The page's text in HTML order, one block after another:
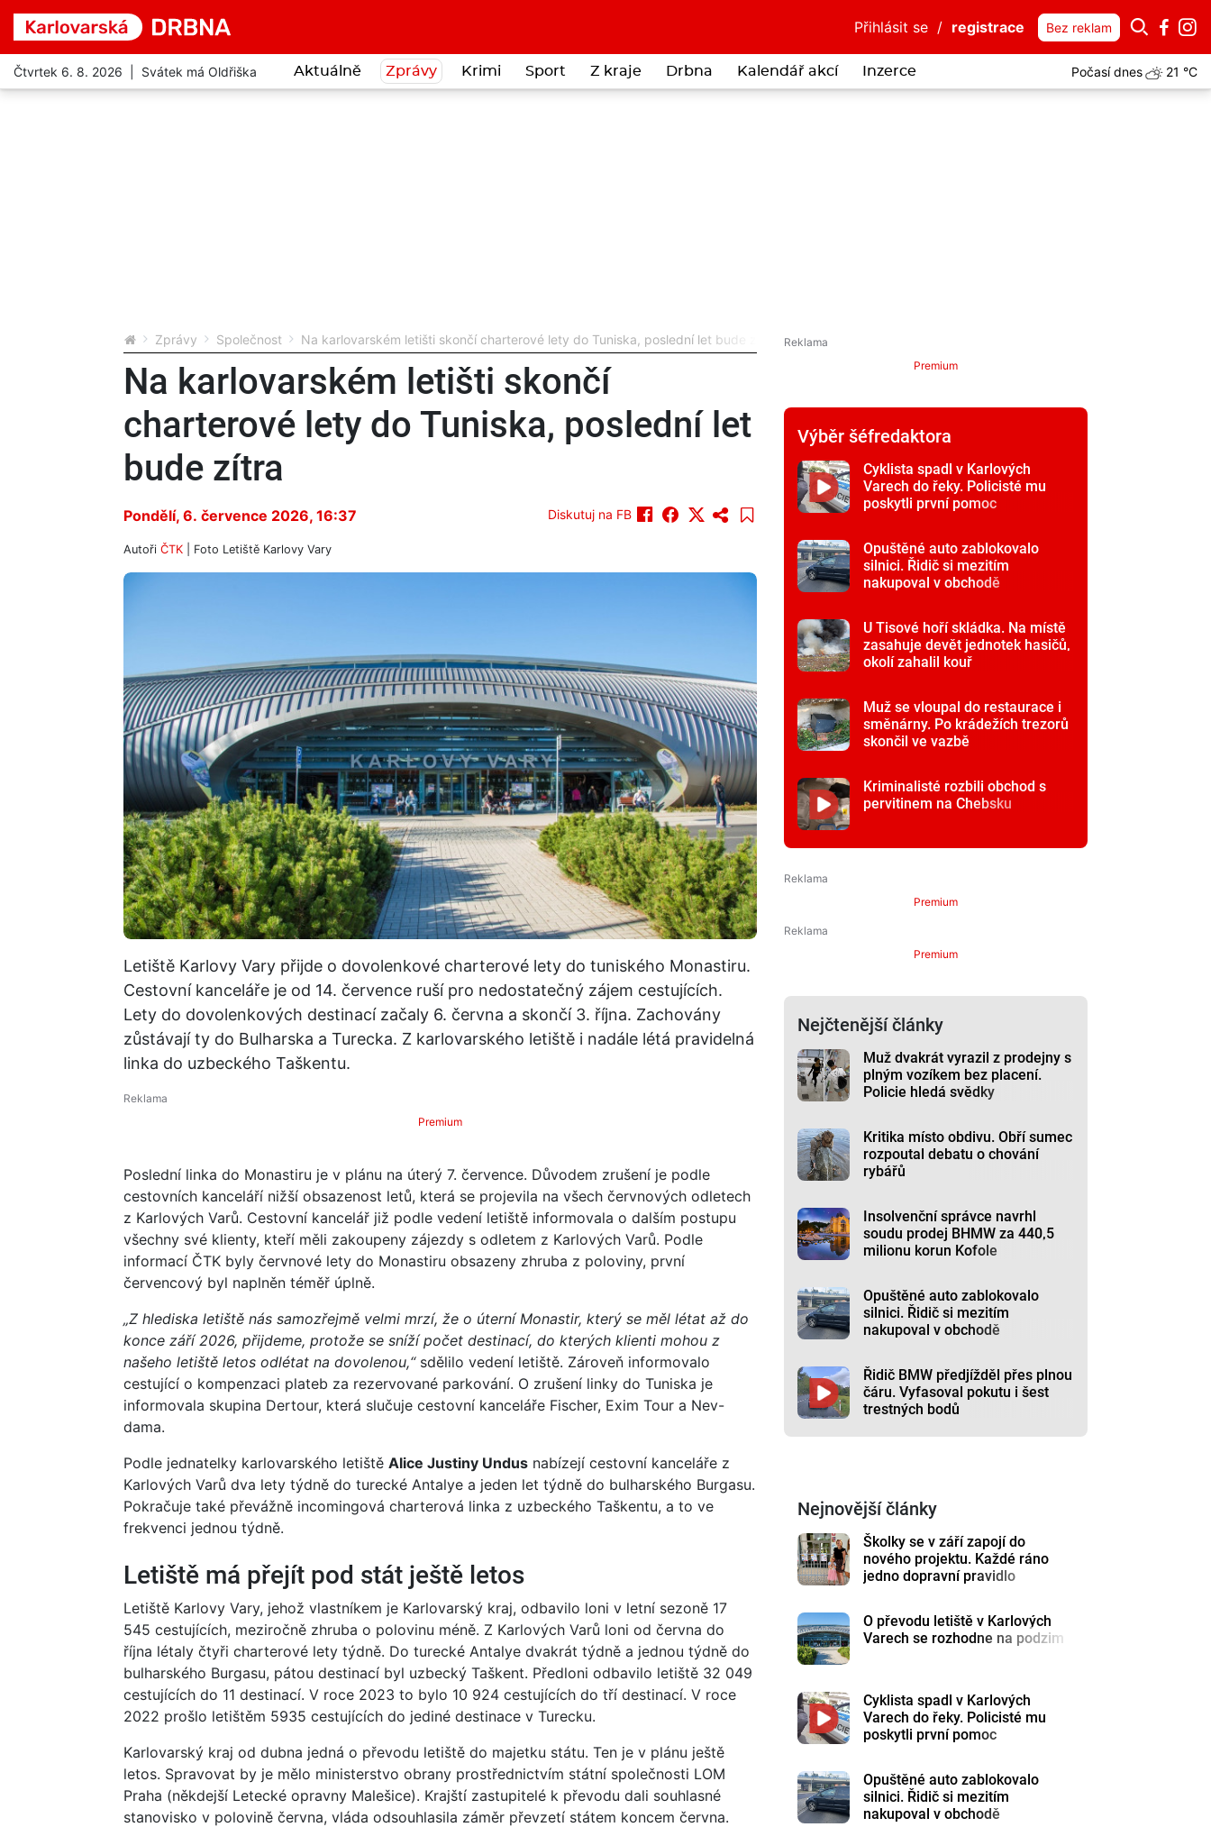
Přihlásit se / registrace Bez reklam
Čtvrtek 6. 8. 2026 | Svátek má Oldřiška Aktuálně Zprávy Krimi Sport Z kraje Drbna Kalendář akcí Inzerce Počasí dnes 21 °C
Zprávy Společnost Na karlovarském letišti skončí charterové lety do Tuniska, poslední let bude zítra
Na karlovarském letišti skončí
charterové lety do Tuniska, poslední let
bude zítra
Pondělí, 6. července 2026, 16:37 Diskutuj na FB
Autoři ČTK | Foto Letiště Karlovy Vary
Letiště Karlovy Vary přijde o dovolenkové charterové lety do tuniského Monastiru.
Cestovní kanceláře je od 14. července ruší pro nedostatečný zájem cestujících.
Lety do dovolenkových destinací začaly 6. června a skončí 3. října. Zachovány
zůstávají ty do Bulharska a Turecka. Z karlovarského letiště i nadále létá pravidelná
linka do uzbeckého Taškentu.
Premium
Poslední linka do Monastiru je v plánu na úterý 7. července. Důvodem zrušení je podle
cestovních kanceláří nižší obsazenost letů, která se projevila na všech červnových odletech
z Karlových Varů. Cestovní kancelář již podle vedení letiště informovala o dalším postupu
všechny své klienty, kteří měli zakoupeny zájezdy s odletem z Karlových Varů. Podle
informací ČTK byly červnové lety do Monastiru obsazeny zhruba z poloviny, první
červencový byl naplněn téměř úplně.
„Z hlediska letiště nás samozřejmě velmi mrzí, že o úterní Monastir, který se měl létat až do
konce září 2026, přijdeme, protože se sníží počet destinací, do kterých klienti mohou z
našeho letiště letos odlétat na dovolenou,“sdělilo vedení letiště. Zároveň informovalo
cestující o kompenzaci plateb za rezervované parkování. O zrušení linky do Tuniska je
informovala skupina Dertour, která slučuje cestovní kanceláře Fischer, Exim Tour a Nev-
dama.
Podle jednatelky karlovarského letiště Alice Justiny Undus nabízejí cestovní kanceláře z
Karlových Varů dva lety týdně do turecké Antalye a jeden let týdně do bulharského Burgasu.
Pokračuje také převážně incomingová charterová linka z uzbeckého Taškentu, a to ve
frekvenci jednou týdně.
Letiště má přejít pod stát ještě letos
Letiště Karlovy Vary, jehož vlastníkem je Karlovarský kraj, odbavilo loni v letní sezoně 17
545 cestujících, meziročně zhruba o polovinu méně. Z Karlových Varů loni od června do
října létaly čtyři charterové lety týdně. Do turecké Antalye dvakrát týdně a jednou týdně do
bulharského Burgasu, pátou destinací byl uzbecký Taškent. Předloni odbavilo letiště 32 049
cestujících do 11 destinací. V roce 2023 to bylo 10 924 cestujících do tří destinací. V roce
2022 prošlo letištěm 5935 cestujících do jediné destinace v Turecku.
Karlovarský kraj od dubna jedná o převodu letiště do majetku státu. Ten je v plánu ještě
letos. Spravovat by je mělo ministerstvo obrany prostřednictvím státní společnosti LOM
Praha (někdejší Letecké opravny Malešice). Krajští zastupitelé k převodu dali souhlasné
stanovisko v polovině června, vláda odsouhlasila záměr převzetí státem koncem června.
Premium
Výběr šéfredaktora
Cyklista spadl v Karlových
Varech do řeky. Policisté mu
poskytli první pomoc
Opuštěné auto zablokovalo
silnici. Řidič si mezitím
nakupoval v obchodě
U Tisové hoří skládka. Na místě
zasahuje devět jednotek hasičů,
okolí zahalil kouř
Muž se vloupal do restaurace i
směnárny. Po krádežích trezorů
skončil ve vazbě
Kriminalisté rozbili obchod s
pervitinem na Chebsku
Premium
Premium
Nejčtenější články
Muž dvakrát vyrazil z prodejny s
plným vozíkem bez placení.
Policie hledá svědky
Kritika místo obdivu. Obří sumec
rozpoutal debatu o chování
rybářů
Insolvenční správce navrhl
soudu prodej BHMW za 440,5
milionu korun Kofole
Opuštěné auto zablokovalo
silnici. Řidič si mezitím
nakupoval v obchodě
Řidič BMW předjížděl přes plnou
čáru. Vyfasoval pokutu i šest
trestných bodů
Nejnovější články
Školky se v září zapojí do
nového projektu. Každé ráno
jedno dopravní pravidlo
O převodu letiště v Karlových
Varech se rozhodne na podzim
Cyklista spadl v Karlových
Varech do řeky. Policisté mu
poskytli první pomoc
Opuštěné auto zablokovalo
silnici. Řidič si mezitím
nakupoval v obchodě